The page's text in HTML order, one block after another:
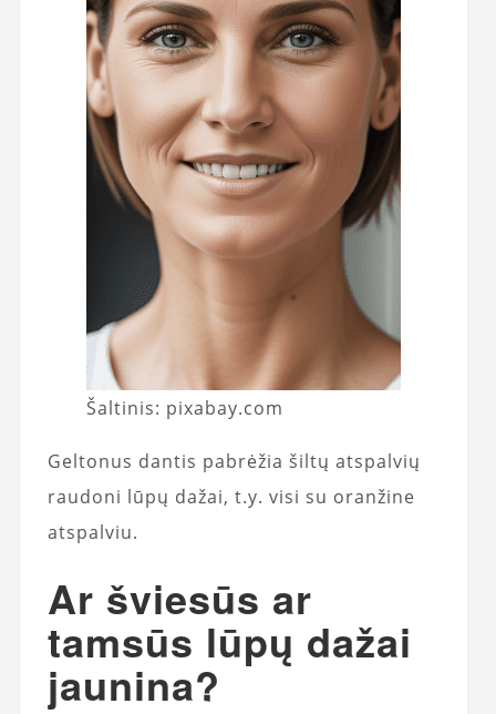
Šaltinis: pixabay.com
Geltonus dantis pabrėžia šiltų atspalvių
raudoni lūpų dažai, t.y. visi su oranžine
atspalviu.
Ar šviesūs ar
tamsūs lūpų dažai
jaunina?